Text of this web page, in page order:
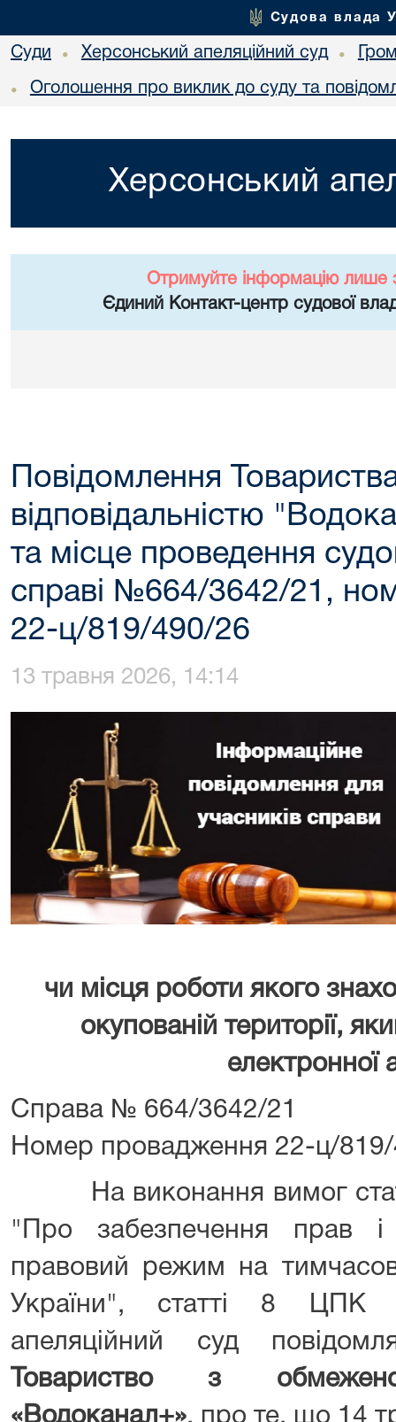
Судова влада
Суди • Херсонський апеляційний суд •
• Оголошення про виклик до суду та
Херсонський
Отримуйте інформацію лише
Єдиний Контакт-центр судової
Повідомлення
відповідальністю
та місце проведення
справі №664/3642/21,
22-ц/819/490/26
13 травня 2026, 14:14
чи місця роботи якого
окупованій території,
електронної
Справа № 664/3642/21
Номер провадження 22-ц/
На виконання вимог
"Про забезпечення прав
правовий режим на
України", статті 8 ЦПК
апеляційний суд
Товариство з
«Водоканал+», про те, що 14